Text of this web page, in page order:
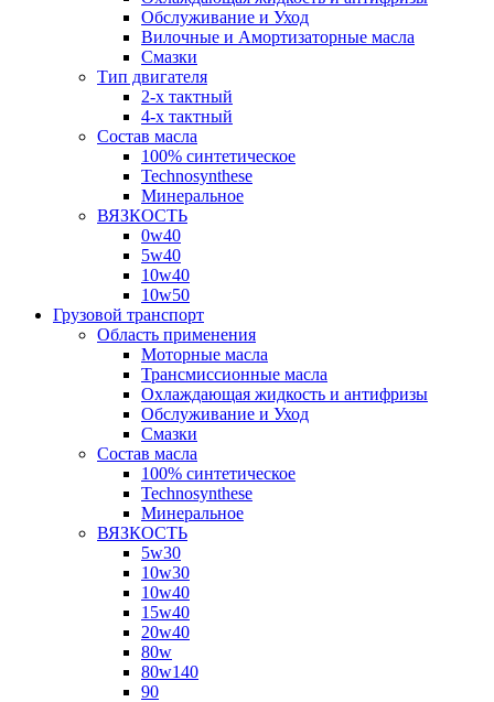
Обслуживание и Уход
Вилочные и Амортизаторные масла
Смазки
Тип двигателя
2-х тактный
4-х тактный
Состав масла
100% синтетическое
Technosynthese
Минеральное
ВЯЗКОСТЬ
0w40
5w40
10w40
10w50
Грузовой транспорт
Область применения
Моторные масла
Трансмиссионные масла
Охлаждающая жидкость и антифризы
Обслуживание и Уход
Смазки
Состав масла
100% синтетическое
Technosynthese
Минеральное
ВЯЗКОСТЬ
5w30
10w30
10w40
15w40
20w40
80w
80w140
90